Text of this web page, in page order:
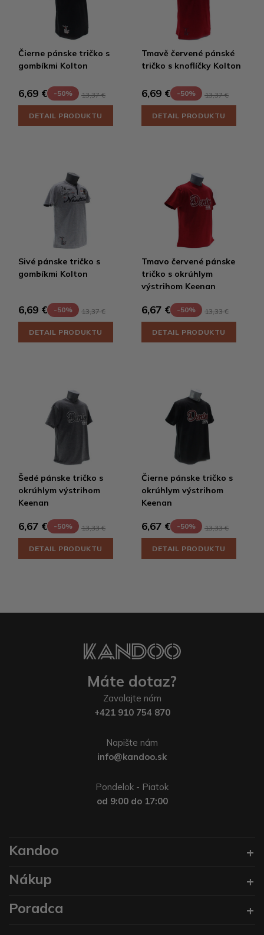
Čierne pánske tričko s
gombíkmi Kolton
6,69 € -50% 13,37 €
DETAIL PRODUKTU
Tmavě červené pánské
tričko s knoflíčky Kolton
6,69 € -50% 13,37 €
DETAIL PRODUKTU
Sivé pánske tričko s
gombíkmi Kolton
6,69 € -50% 13,37 €
DETAIL PRODUKTU
Tmavo červené pánske
tričko s okrúhlym
výstrihom Keenan
6,67 € -50% 13,33 €
DETAIL PRODUKTU
Šedé pánske tričko s
okrúhlym výstrihom
Keenan
6,67 € -50% 13,33 €
DETAIL PRODUKTU
Čierne pánske tričko s
okrúhlym výstrihom
Keenan
6,67 € -50% 13,33 €
DETAIL PRODUKTU
Máte dotaz?
Zavolajte nám
+421 910 754 870
Napište nám
info@kandoo.sk
Pondelok - Piatok
od 9:00 do 17:00
Kandoo
Nákup
Poradca